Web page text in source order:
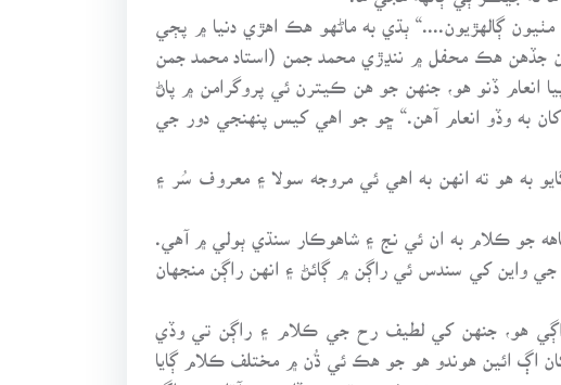
ڳالهڙيون....“ ٻڌي به ماڻهو هڪ اهڙي دنيا ۾ پڄي
جڏهن هڪ محفل ۾ ننڍڙي محمد جمن (استاد محمد جمن
ڏنو هو، جنهن جو هن ڪيترن ئي پروگرامن ۾ پاڻ
به وڏو انعام آهن.“ ڇو جو اهي کيس پنهنجي دور جي
به هو ته انهن به اهي ئي مروجه سولا ۽ معروف سُر ۽
جو ڪلام به ان ئي نج ۽ شاهوڪار سنڌي ٻولي ۾ آهي.
واين کي سندس ئي راڳن ۾ ڳائڻ ۽ انهن راڳن منجهان
هو، جنهن کي لطيف رح جي ڪلام ۽ راڳن تي وڏي
اڳ ائين هوندو هو جو هڪ ئي ڌُن ۾ مختلف ڪلام ڳايا
پنهنجي زرخيز ذهن ۽ قدرتي ڏات جي آڌار تي راڳ